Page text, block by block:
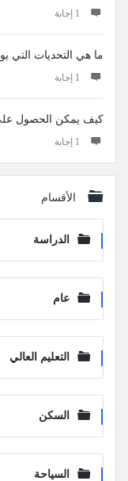
‫1 إجابة
ما هي التحديات التي
‫1 إجابة
كيف يمكن الحصول
‫1 إجابة
الأقسام
الدراسة
عام
التعليم العالي
السكن
السياحة